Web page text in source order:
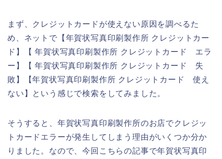
まず、クレジットカードが使えない原因を調べるた
め、ネットで【年賀状写真印刷製作所 クレジットカー
ド】【 年賀状写真印刷製作所 クレジットカード エラ
ー】【 年賀状写真印刷製作所 クレジットカード 失
敗】【年賀状写真印刷製作所 クレジットカード 使え
ない】という感じで検索をしてみました。
そうすると、年賀状写真印刷製作所のお店でクレジッ
トカードエラーが発生してしまう理由がいくつか分か
りました。なので、今回こちらの記事で年賀状写真印